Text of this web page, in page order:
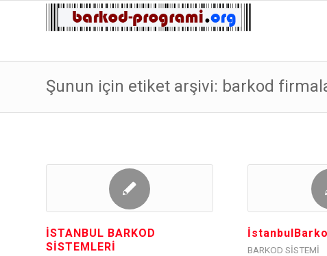
Şunun için etiket arşivi: barkod
İSTANBUL BARKOD
SİSTEMLERİ
BARKOD SISTEMI